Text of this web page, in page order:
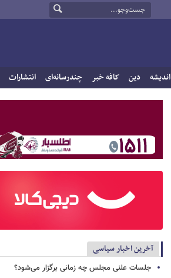
اندیشه دین کافه خبر چندرسانه‌ای انتشارات
آخرین اخبار سیاسی
جلسات علنی مجلس چه زمانی برگزار می‌شود؟